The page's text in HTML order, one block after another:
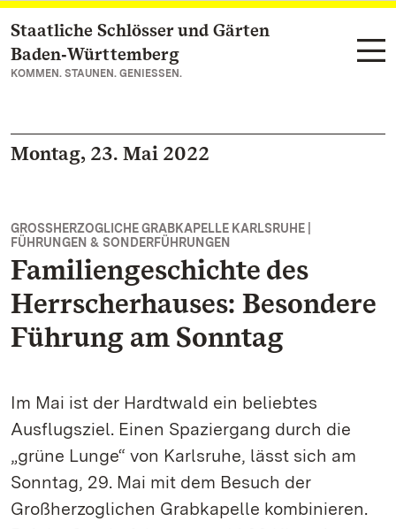
Zum Hauptinhalt springen
Staatliche Schlösser und Gärten
Baden‑Württemberg
KOMMEN. STAUNEN. GENIESSEN.
Montag, 23. Mai 2022
GROSSHERZOGLICHE GRABKAPELLE KARLSRUHE |
FÜHRUNGEN & SONDERFÜHRUNGEN
Familiengeschichte des
Herrscherhauses: Besondere
Führung am Sonntag
Im Mai ist der Hardtwald ein beliebtes
Ausflugsziel. Einen Spaziergang durch die
„grüne Lunge“ von Karlsruhe, lässt sich am
Sonntag, 29. Mai mit dem Besuch der
Großherzoglichen Grabkapelle kombinieren.